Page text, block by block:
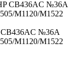
CB436AC №36A
M1120/M1522